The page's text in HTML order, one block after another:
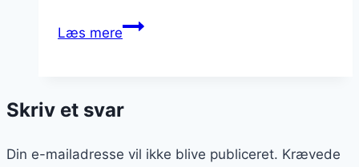
Læs mereBlomkålssuppe
eksotisk
Skriv et svar
Din e-mailadresse vil ikke blive publiceret. Krævede